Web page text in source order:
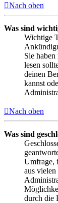
Nach oben
Was sind
Wichtige
Sie
lesen
deinen
kannst
Nach oben
Was sind
Umfrage,
aus
durch die